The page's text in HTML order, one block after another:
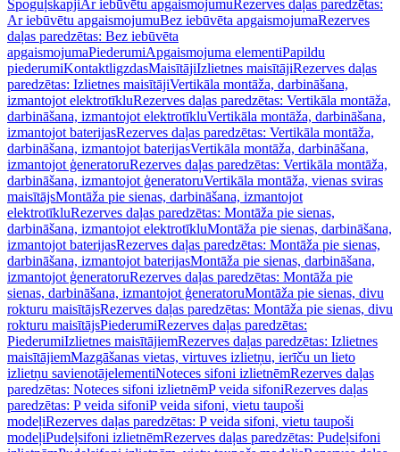
SpoguļskapjiAr iebūvētu apgaismojumuRezerves daļas paredzētas:
Ar iebūvētu apgaismojumuBez iebūvēta apgaismojumaRezerves
daļas paredzētas: Bez iebūvēta
apgaismojumaPiederumiApgaismojuma elementiPapildu
piederumiKontaktligzdasMaisītājiIzlietnes maisītājiRezerves daļas
paredzētas: Izlietnes maisītājiVertikāla montāža, darbināšana,
izmantojot elektrotīkluRezerves daļas paredzētas: Vertikāla montāža,
darbināšana, izmantojot elektrotīkluVertikāla montāža, darbināšana,
izmantojot baterijasRezerves daļas paredzētas: Vertikāla montāža,
darbināšana, izmantojot baterijasVertikāla montāža, darbināšana,
izmantojot ģeneratoruRezerves daļas paredzētas: Vertikāla montāža,
darbināšana, izmantojot ģeneratoruVertikāla montāža, vienas sviras
maisītājsMontāža pie sienas, darbināšana, izmantojot
elektrotīkluRezerves daļas paredzētas: Montāža pie sienas,
darbināšana, izmantojot elektrotīkluMontāža pie sienas, darbināšana,
izmantojot baterijasRezerves daļas paredzētas: Montāža pie sienas,
darbināšana, izmantojot baterijasMontāža pie sienas, darbināšana,
izmantojot ģeneratoruRezerves daļas paredzētas: Montāža pie
sienas, darbināšana, izmantojot ģeneratoruMontāža pie sienas, divu
rokturu maisītājsRezerves daļas paredzētas: Montāža pie sienas, divu
rokturu maisītājsPiederumiRezerves daļas paredzētas:
PiederumiIzlietnes maisītājiemRezerves daļas paredzētas: Izlietnes
maisītājiemMazgāšanas vietas, virtuves izlietņu, ierīču un lieto
izlietņu savienotājelementiNoteces sifoni izlietnēmRezerves daļas
paredzētas: Noteces sifoni izlietnēmP veida sifoniRezerves daļas
paredzētas: P veida sifoniP veida sifoni, vietu taupoši
modeļiRezerves daļas paredzētas: P veida sifoni, vietu taupoši
modeļiPudeļsifoni izlietnēmRezerves daļas paredzētas: Pudeļsifoni